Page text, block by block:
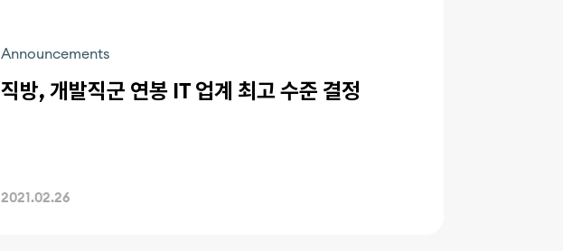
Announcements
직방, 개발직군 연봉 IT 업계 최고 수준 결정
2021.02.26